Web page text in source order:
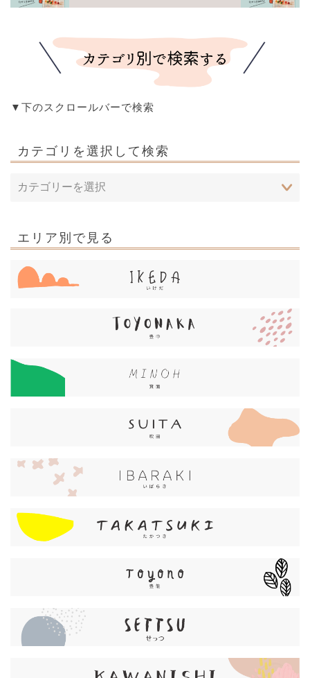
▼下のスクロールバーで検索
カテゴリを選択して検索
エリア別で見る